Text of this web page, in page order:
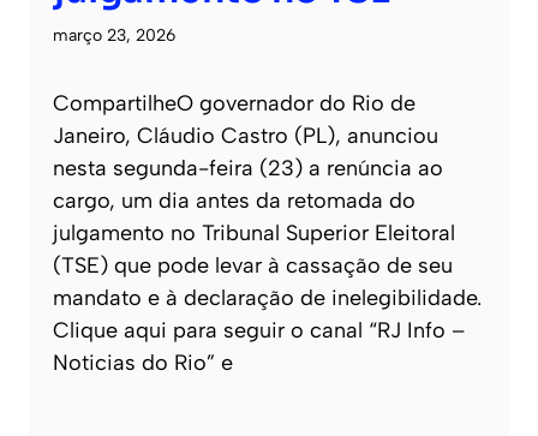
março 23, 2026
CompartilheO governador do Rio de
Janeiro, Cláudio Castro (PL), anunciou
nesta segunda-feira (23) a renúncia ao
cargo, um dia antes da retomada do
julgamento no Tribunal Superior Eleitoral
(TSE) que pode levar à cassação de seu
mandato e à declaração de inelegibilidade.
Clique aqui para seguir o canal “RJ Info –
Noticias do Rio” e